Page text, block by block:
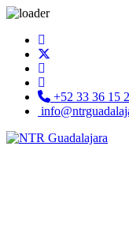
+52 33 36 15